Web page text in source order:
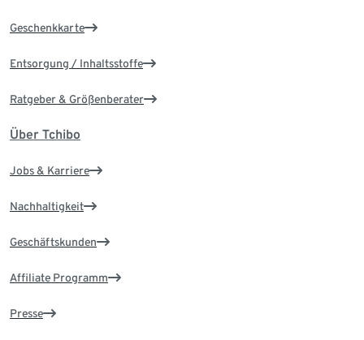
Geschenkkarte
Entsorgung / Inhaltsstoffe
Ratgeber & Größenberater
Über Tchibo
Jobs & Karriere
Nachhaltigkeit
Geschäftskunden
Affiliate Programm
Presse